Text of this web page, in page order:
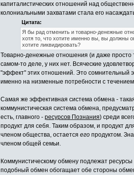
капиталистических отношений над
колониальными захватами стала его
Цитата:
Я бы рад отменить и товарно-денежные
хотя то, что хотите именно вы, вы должны
хотите ликвидировать?
Товарно-денежные отношения (и даже просто
самом-то деле, у них нет. Всяческие
"эффект" этих отношений. Это сомнительный
именно на низменные потребности с
Самая же эффективная система обмена -
коммунистическая система обмена,
есть, главного - ресурсов Познания) среди
продукт для себя. Таким образом, и продукт
членом общества, остается его продуктом.
членом общей семьи.
Коммунистическому обмену подлежат
подобный обмен обогащает обе стороны